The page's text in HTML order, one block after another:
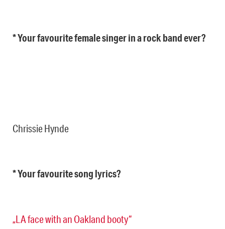
* Your favourite female singer in a rock band ever?
Chrissie Hynde
* Your favourite song lyrics?
„LA face with an Oakland booty“